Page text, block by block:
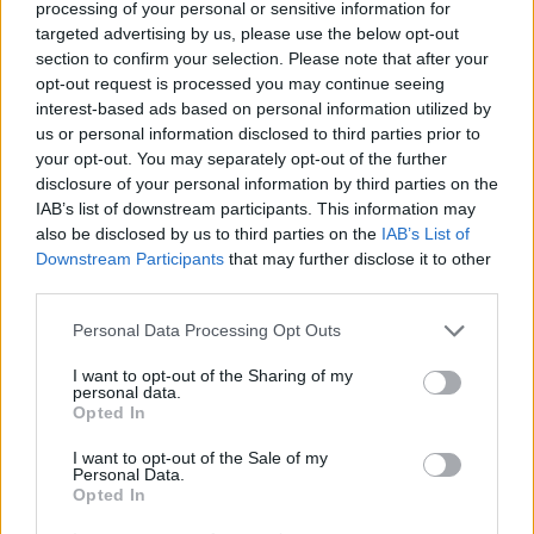
processing of your personal or sensitive information for
targeted advertising by us, please use the below opt-out
section to confirm your selection. Please note that after your
opt-out request is processed you may continue seeing
interest-based ads based on personal information utilized by
us or personal information disclosed to third parties prior to
your opt-out. You may separately opt-out of the further
disclosure of your personal information by third parties on the
IAB’s list of downstream participants. This information may
also be disclosed by us to third parties on the IAB’s List of
Downstream Participants that may further disclose it to other
Personal Data Processing Opt Outs
I want to opt-out of the Sharing of my
personal data.
Opted In
I want to opt-out of the Sale of my
Personal Data.
Opted In
Senaste inlägget avStol3n_Identity för 7 timmar sedan
Projekt
Ni som kör HEV eller PHEV ? är ni nöjda?
Senaste inlägget avkaykay för 10 timmar sedani Projekt
Manta b som ska räddas (kaross eller
delar sökes)
122 svar
Senaste inlägget av Tyfors för 18 timmar sedani Projekt
Huggern goes big block with 427 ZL-1! 551 svar
Senaste inlägget avhugger69 för 18 timmar sedaniProjekt
Camaro som bruksbil?! 57 svar
Senaste inlägget av Ev_volvo142 för 19 timmar sedani
Volkswagen split bus t1 1962
Golf Mk2 16v Turbo